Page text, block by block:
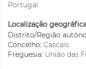
Portugal
Localização
Distrito/Região
Concelho: Cascais
Freguesia: União das